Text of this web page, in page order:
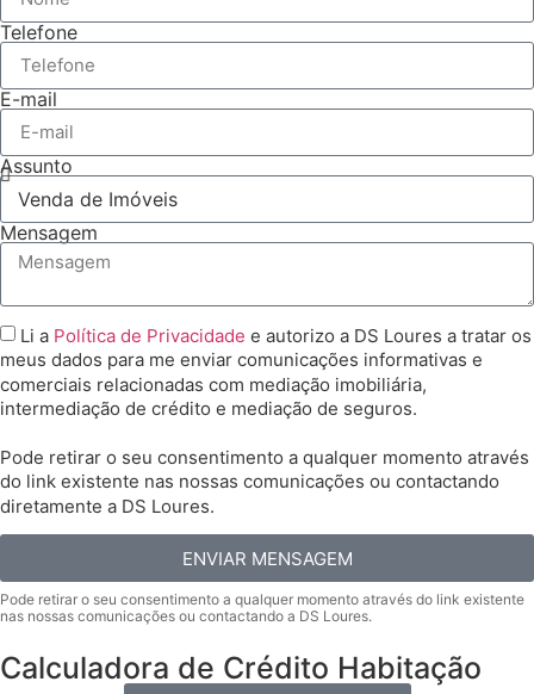
Telefone
E-mail
Assunto
Mensagem
Li a Política de Privacidade e autorizo a DS Loures a tratar os
meus dados para me enviar comunicações informativas e
comerciais relacionadas com mediação imobiliária,
intermediação de crédito e mediação de seguros.
Pode retirar o seu consentimento a qualquer momento através
do link existente nas nossas comunicações ou contactando
diretamente a DS Loures.
ENVIAR MENSAGEM
Calculadora de Crédito Habitação